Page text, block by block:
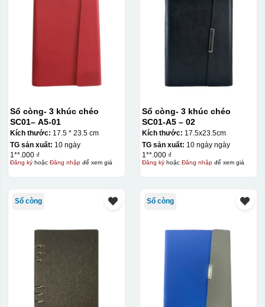
Kiểu in:
Ép kim là gì?
khuôn kim loại, nhũ để ép lớp kim loại mỏng lên bề mặt
các loại vật liệu khác nhau. Nhờ lực ép lớn với nhiệt độ
cao, nhũ kim sẽ được ép dán chặt lên sản phẩm.
Những
chi tiết được ép kim tạo hiệu ứng phản quang, lấp lánh,
trong vô cùng ấn tượng và bắt mắt.
Sổ còng- 3 khúc chéo
SC01– A5-01
Kích thước: 17.5 * 23.5 cm
TG sản xuất: 10 ngày
1**.000 ₫
Đăng kýhoặc Đăng nhậpđể xem giá
Sổ còng- 3 khúc chéo
SC01-A5 – 02
Kích thước: 17.5x23.5cm
TG sản xuất: 10 ngày ngày
1**.000 ₫
Đăng kýhoặc Đăng nhậpđể xem giá
Sổ còng Sổ còng